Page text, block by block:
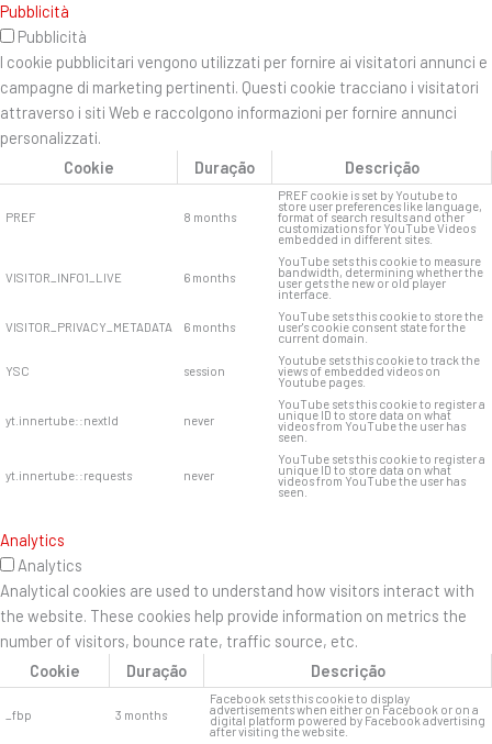
Pubblicità
Pubblicità
I cookie pubblicitari vengono utilizzati per fornire ai visitatori annunci e
campagne di marketing pertinenti. Questi cookie tracciano i visitatori
attraverso i siti Web e raccolgono informazioni per fornire annunci
personalizzati.
Cookie
Duração Descrição
PREF 8 months
PREF cookie is set by Youtube to
store user preferences like language,
format of search results and other
customizations for YouTube Videos
embedded in different sites.
VISITOR_INFO1_LIVE 6 months
YouTube sets this cookie to measure
bandwidth, determining whether the
user gets the new or old player
interface.
VISITOR_PRIVACY_METADATA 6 months
YouTube sets this cookie to store the
user's cookie consent state for the
current domain.
YSC session
Youtube sets this cookie to track the
views of embedded videos on
Youtube pages.
yt.innertube::nextId never
YouTube sets this cookie to register a
unique ID to store data on what
videos from YouTube the user has
seen.
yt.innertube::requests never
YouTube sets this cookie to register a
unique ID to store data on what
videos from YouTube the user has
seen.
Analytics
Analytics
Analytical cookies are used to understand how visitors interact with
the website. These cookies help provide information on metrics the
number of visitors, bounce rate, traffic source, etc.
Cookie
Duração Descrição
_fbp 3 months
Facebook sets this cookie to display
advertisements when either on Facebook or on a
digital platform powered by Facebook advertising
after visiting the website.